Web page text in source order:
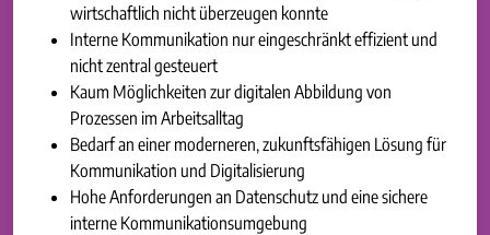
wirtschaftlich nicht überzeugen konnte
Interne Kommunikation nur eingeschränkt effizient und
nicht zentral gesteuert
Kaum Möglichkeiten zur digitalen Abbildung von
Prozessen im Arbeitsalltag
Bedarf an einer moderneren, zukunftsfähigen Lösung für
Kommunikation und Digitalisierung
Hohe Anforderungen an Datenschutz und eine sichere
interne Kommunikationsumgebung